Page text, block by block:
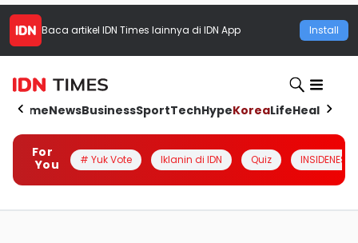
Baca artikel IDN Times lainnya di IDN App Install
HomeNewsBusinessSportTechHypeKoreaLifeHealth
For
You
# Yuk Vote Iklanin di IDN Quiz INSIDENESIA